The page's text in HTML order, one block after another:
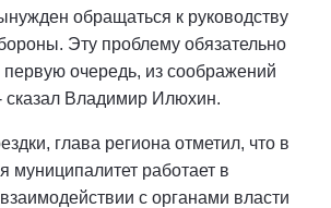
обращаться к руководству
Эту проблему обязательно
очередь, из соображений
сказал Владимир Илюхин.
глава региона отметил, что в
муниципалитет работает в
с органами власти